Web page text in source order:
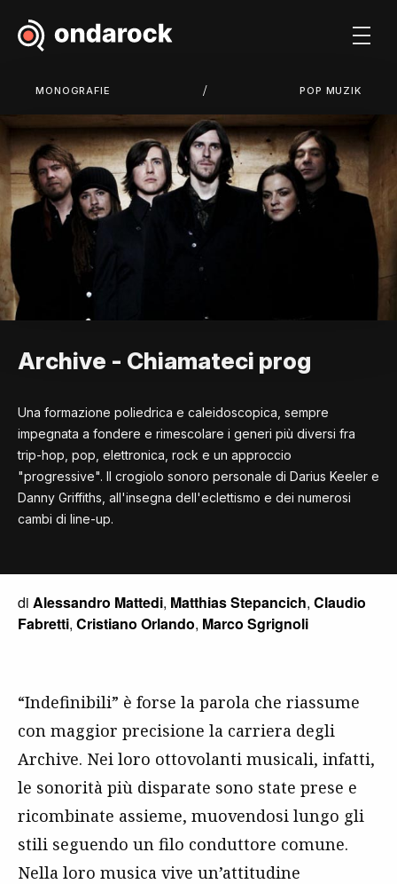
MONOGRAFIE / POP MUZIK
Archive - Chiamateci prog
Una formazione poliedrica e caleidoscopica, sempre
impegnata a fondere e rimescolare i generi più diversi fra
trip-hop, pop, elettronica, rock e un approccio
"progressive". Il crogiolo sonoro personale di Darius Keeler e
Danny Griffiths, all'insegna dell'eclettismo e dei numerosi
cambi di line-up.
di Alessandro Mattedi, Matthias Stepancich, Claudio
Fabretti, Cristiano Orlando, Marco Sgrignoli
“Indefinibili” è forse la parola che riassume
con maggior precisione la carriera degli
Archive. Nei loro ottovolanti musicali, infatti,
le sonorità più disparate sono state prese e
ricombinate assieme, muovendosi lungo gli
stili seguendo un filo conduttore comune.
Nella loro musica vive un’attitudine